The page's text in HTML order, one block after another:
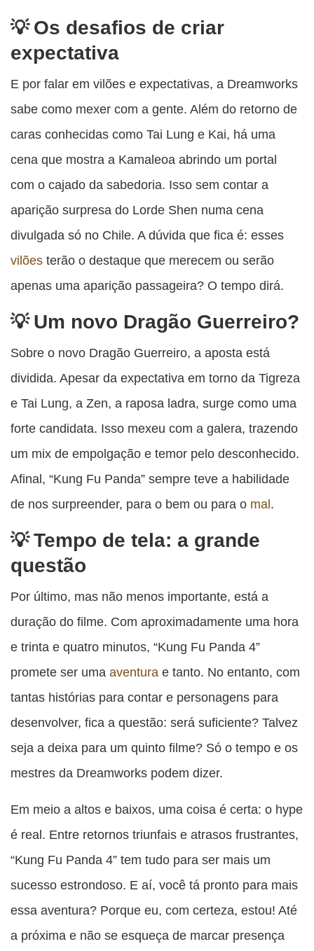
Os desafios de criar
expectativa
E por falar em vilões e expectativas, a Dreamworks
sabe como mexer com a gente. Além do retorno de
caras conhecidas como Tai Lung e Kai, há uma
cena que mostra a Kamaleoa abrindo um portal
com o cajado da sabedoria. Isso sem contar a
aparição surpresa do Lorde Shen numa cena
divulgada só no Chile. A dúvida que fica é: esses
vilões terão o destaque que merecem ou serão
apenas uma aparição passageira? O tempo dirá.
Um novo Dragão Guerreiro?
Sobre o novo Dragão Guerreiro, a aposta está
dividida. Apesar da expectativa em torno da Tigreza
e Tai Lung, a Zen, a raposa ladra, surge como uma
forte candidata. Isso mexeu com a galera, trazendo
um mix de empolgação e temor pelo desconhecido.
Afinal, “Kung Fu Panda” sempre teve a habilidade
de nos surpreender, para o bem ou para o mal.
Tempo de tela: a grande
questão
Por último, mas não menos importante, está a
duração do filme. Com aproximadamente uma hora
e trinta e quatro minutos, “Kung Fu Panda 4”
promete ser uma aventura e tanto. No entanto, com
tantas histórias para contar e personagens para
desenvolver, fica a questão: será suficiente? Talvez
seja a deixa para um quinto filme? Só o tempo e os
mestres da Dreamworks podem dizer.
Em meio a altos e baixos, uma coisa é certa: o hype
é real. Entre retornos triunfais e atrasos frustrantes,
“Kung Fu Panda 4” tem tudo para ser mais um
sucesso estrondoso. E aí, você tá pronto para mais
essa aventura? Porque eu, com certeza, estou! Até
a próxima e não se esqueça de marcar presença